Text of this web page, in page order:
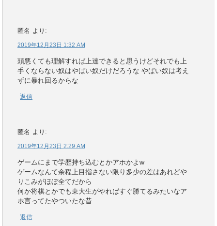
匿名 より:
2019年12月23日 1:32 AM
頭悪くても理解すれば上達できると思うけどそれでも上
手くならない奴はやばい奴だけだろうな やばい奴は考え
ずに暴れ回るからな
返信
匿名 より:
2019年12月23日 2:29 AM
ゲームにまで学歴持ち込むとかアホかよw
ゲームなんて余程上目指さない限り多少の差はあれどや
りこみがほぼ全てだから
何か将棋とかでも東大生がやればすぐ勝てるみたいなア
ホ言ってたやついたな昔
返信